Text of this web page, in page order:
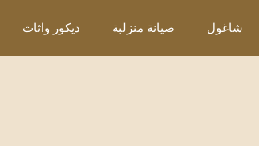
إلىشاغول صيانة منزلبة ديكور واثاث